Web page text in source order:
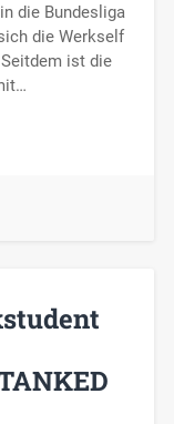
die Bundesliga
die Werkself
ist die